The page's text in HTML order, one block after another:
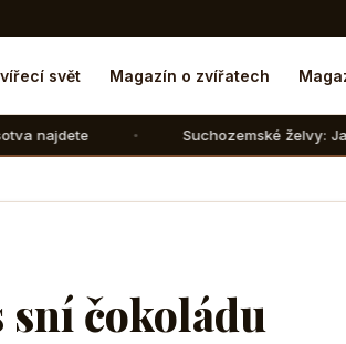
svět Magazín o zvířatech
Suchozemské želvy: Jak jim správně
sní čokoládu